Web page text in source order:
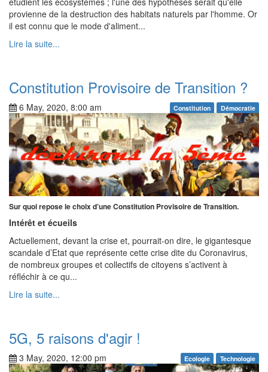
provienne de la destruction des habitats naturels par l'homme. Or
il est connu que le mode d'aliment...
Lire la suite...
Constitution Provisoire de Transition ?
6 May, 2020, 8:00 am Constitution Démocratie
Sur quoi repose le choix d’une Constitution Provisoire de Transition.
Intérêt et écueils
Actuellement, devant la crise et, pourrait-on dire, le gigantesque
scandale d’Etat que représente cette crise dite du Coronavirus,
de nombreux groupes et collectifs de citoyens s’activent à
réfléchir à ce qu...
Lire la suite...
5G, 5 raisons d'agir !
3 May, 2020, 12:00 pm Ecologie Technologie